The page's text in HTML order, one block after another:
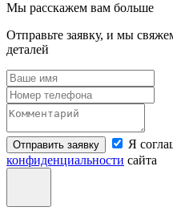
Мы расскажем вам больше
Отправьте заявку, и мы
деталей
Отправить заявку Я
конфиденциальности сайта